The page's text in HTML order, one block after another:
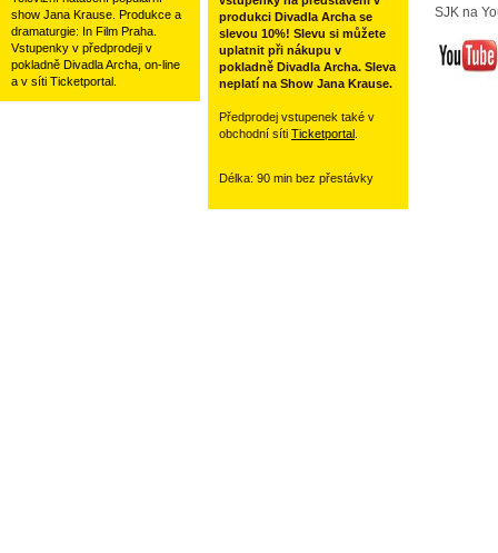
show Jana Krause. Produkce a
dramaturgie: In Film Praha.
Vstupenky v předprodeji v
pokladně Divadla Archa, on-line
a v síti Ticketportal.
SJK na
produkci Divadla Archa se
slevou 10%! Slevu si můžete
uplatnit při nákupu v
pokladně Divadla Archa. Sleva
neplatí na Show Jana Krause.
Předprodej vstupenek také v
obchodní síti Ticketportal
Délka: 90 min bez přestávky